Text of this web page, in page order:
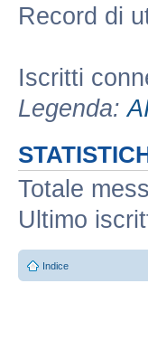
Record di
Iscritti
Legenda:
Totale
Ultimo
Indice